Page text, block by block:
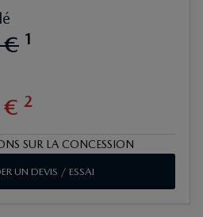
€ 1
€ 2
SUR LA CONCESSION
UN DEVIS / ESSAI